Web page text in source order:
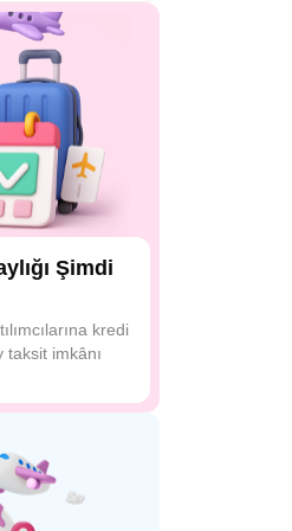
Şimdi
kredi
taksit imkânı